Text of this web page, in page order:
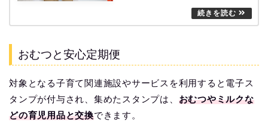
おむつと安心定期便
対象となる子育て関連施設やサービスを利用すると電子ス
タンプが付与され、集めたスタンプは、 おむつやミルクな
どの育児用品と交換できます。